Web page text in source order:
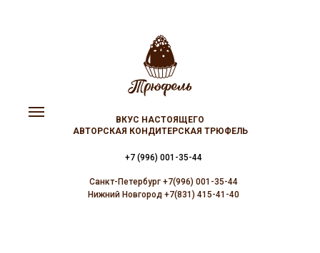
ВКУС НАСТОЯЩЕГО
АВТОРСКАЯ КОНДИТЕРСКАЯ ТРЮФЕЛЬ
+7 (996) 001-35-44
Санкт-Петербург +7(996) 001-35-44
Нижний Новгород +7(831) 415-41-40